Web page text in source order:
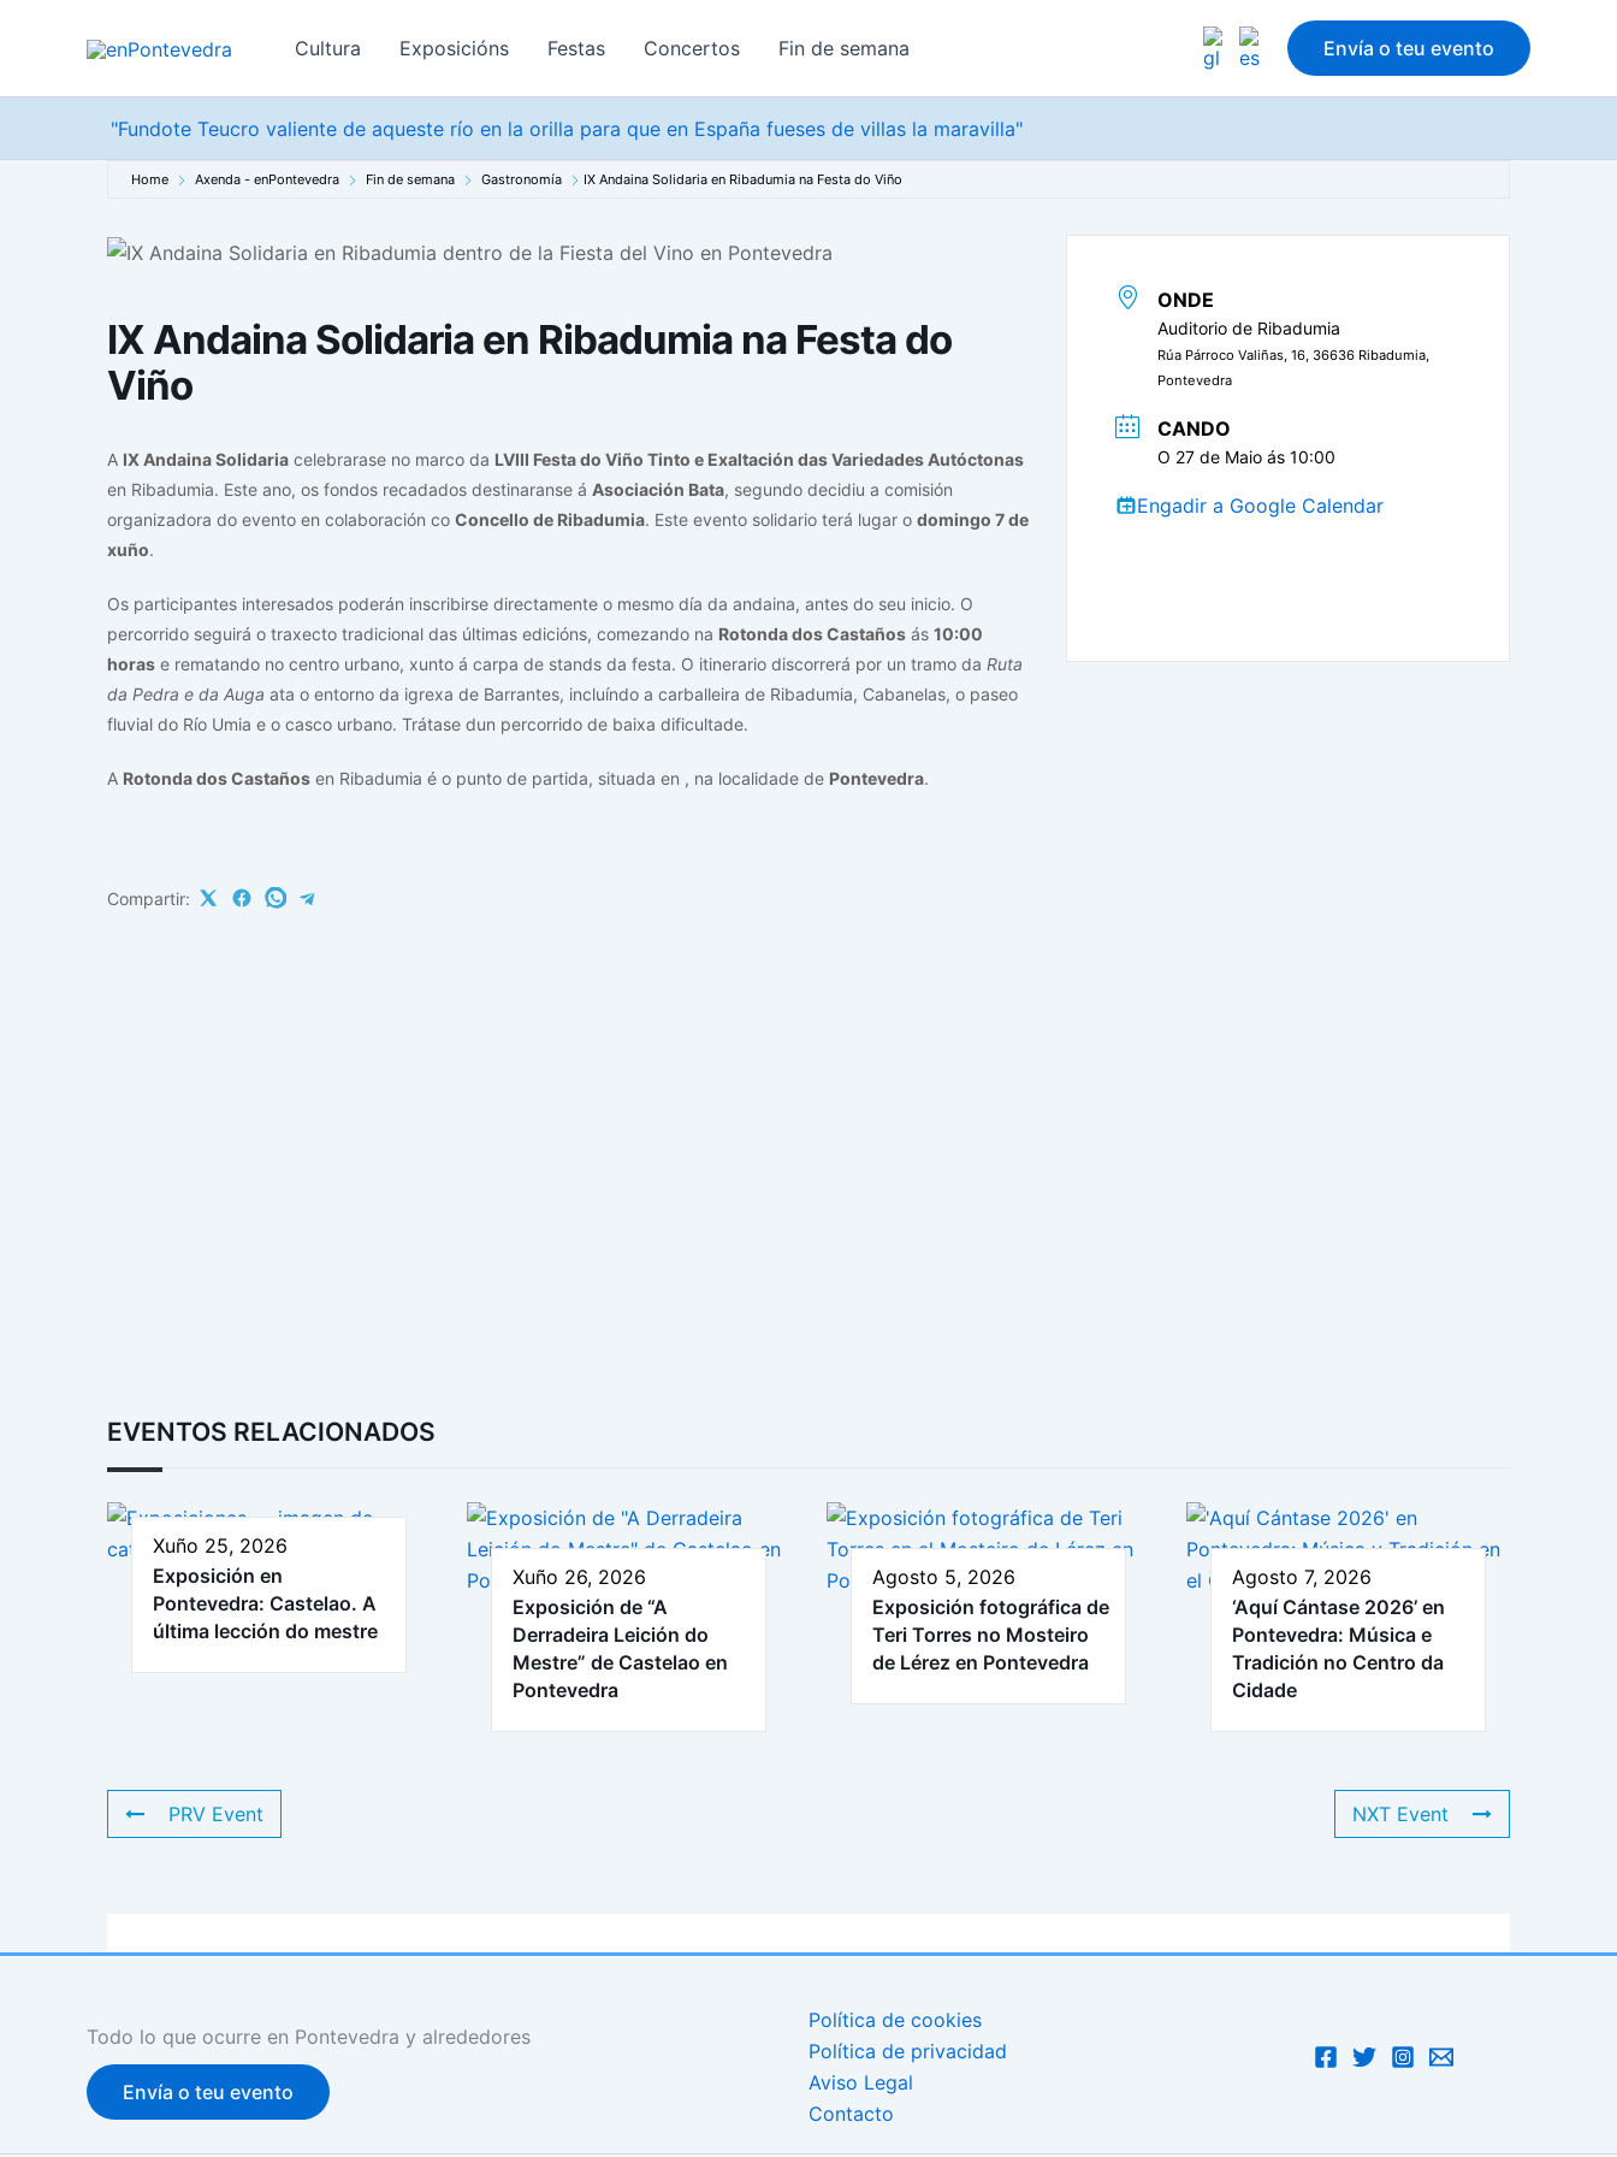
Cultura Exposicións Festas Concertos Fin de semana Envía o teu evento
"Fundote Teucro valiente de aqueste río en la orilla para que en España fueses de villas la maravilla"
Home Axenda - enPontevedra Fin de semana Gastronomía IX Andaina Solidaria en Ribadumia na Festa do Viño
IX Andaina Solidaria en Ribadumia na Festa do
Viño
A IX Andaina Solidaria celebrarase no marco da LVIII Festa do Viño Tinto e Exaltación das Variedades Autóctonas
en Ribadumia. Este ano, os fondos recadados destinaranse á Asociación Bata, segundo decidiu a comisión
organizadora do evento en colaboración co Concello de Ribadumia. Este evento solidario terá lugar o domingo 7 de
xuño.
Os participantes interesados poderán inscribirse directamente o mesmo día da andaina, antes do seu inicio. O
percorrido seguirá o traxecto tradicional das últimas edicións, comezando na Rotonda dos Castaños ás 10:00
horas e rematando no centro urbano, xunto á carpa de stands da festa. O itinerario discorrerá por un tramo da Ruta
da Pedra e da Auga ata o entorno da igrexa de Barrantes, incluíndo a carballeira de Ribadumia, Cabanelas, o paseo
fluvial do Río Umia e o casco urbano. Trátase dun percorrido de baixa dificultade.
A Rotonda dos Castaños en Ribadumia é o punto de partida, situada en , na localidade de Pontevedra.
Compartir:
ONDE
Auditorio de Ribadumia
Rúa Párroco Valiñas, 16, 36636 Ribadumia,
Pontevedra
CANDO
O 27 de Maio ás 10:00
Engadir a Google Calendar
EVENTOS RELACIONADOS
Xuño 25, 2026
Exposición en
Pontevedra: Castelao. A
última lección do mestre
Xuño 26, 2026
Exposición de “A
Derradeira Leición do
Mestre” de Castelao en
Pontevedra
Agosto 5, 2026
Exposición fotográfica de
Teri Torres no Mosteiro
de Lérez en Pontevedra
Agosto 7, 2026
‘Aquí Cántase 2026’ en
Pontevedra: Música e
Tradición no Centro da
Cidade
PRV Event NXT Event
Todo lo que ocurre en Pontevedra y alrededores
Envía o teu evento
Política de cookies
Política de privacidad
Aviso Legal
Contacto